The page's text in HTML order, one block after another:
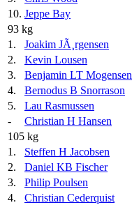
10. Jeppe Bay
93 kg
1.
Joakim JÃ¸rgensen
2.
Kevin Lousen
3.
Benjamin LT Mogensen
4.
Bernodus B Snorrason
5.
Lau Rasmussen
-
Christian H Hansen
105 kg
1.
Steffen H Jacobsen
2.
Daniel KB Fischer
3.
Philip Poulsen
4.
Christian Cederquist